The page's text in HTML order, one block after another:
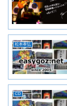
松本孝弘
CD